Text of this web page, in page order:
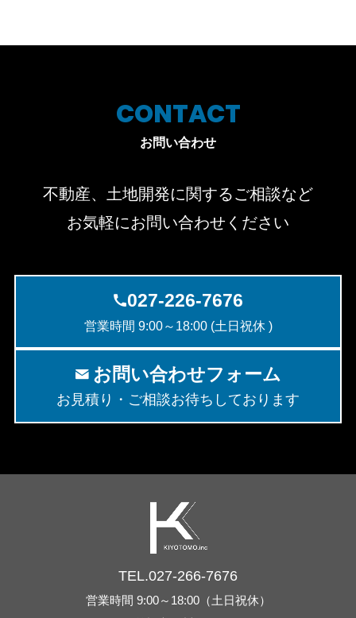
CONTACT
お問い合わせ
不動産、土地開発に関するご相談など
お気軽にお問い合わせください
027-226-7676
営業時間 9:00～18:00 (土日祝休 )
お問い合わせフォーム
お見積り・ご相談お待ちしております
TEL.027-266-7676
営業時間 9:00～18:00（土日祝休）